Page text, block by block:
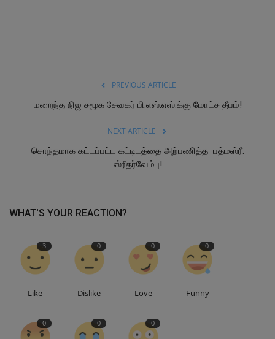
PREVIOUS ARTICLE
மறைந்த நிஜ சமூக சேவகர் பி.எஸ்.எஸ்.க்கு மோட்ச தீபம்!
NEXT ARTICLE
சொந்தமாக கட்டப்பட்ட கட்டிடத்தை அற்பணித்த பத்மஸ்ரீ.
ஸ்ரீதர்வேம்பு!
WHAT'S YOUR REACTION?
3
Like
0
Dislike
0
Love
0
Funny
0 0 0